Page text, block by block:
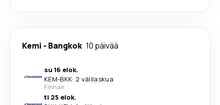
Kemi - Bangkok 10 päivää
su 16 elok.
KEM-BKK· 2 välilaskua
Finnair
ti 25 elok.